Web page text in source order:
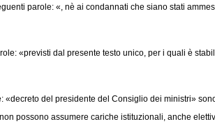
parole: «, nè ai condannati che siano stati
«previsti dal presente testo unico, per i quali è
del presidente del Consiglio dei ministri»
possono assumere cariche istituzionali, anche